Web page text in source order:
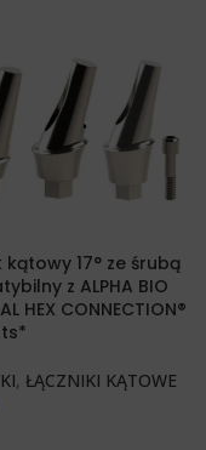
kątowy 17° ze śrubą
z ALPHA BIO
HEX CONNECTION®
, ŁĄCZNIKI KĄTOWE